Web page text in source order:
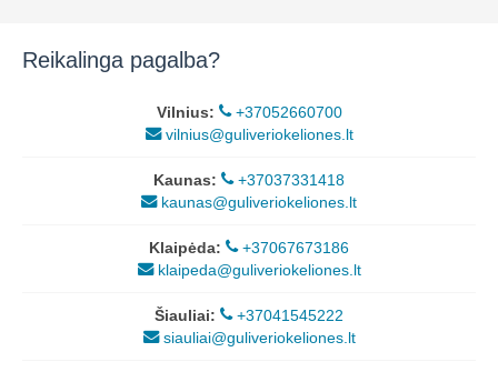
Reikalinga pagalba?
Vilnius:
+37052660700
vilnius@guliveriokeliones.lt
Kaunas:
+37037331418
kaunas@guliveriokeliones.lt
Klaipėda:
+37067673186
klaipeda@guliveriokeliones.lt
Šiauliai:
+37041545222
siauliai@guliveriokeliones.lt